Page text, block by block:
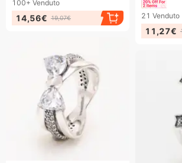
21 Venduto
11,27€
100+ Venduto
14,56€ 19,07€